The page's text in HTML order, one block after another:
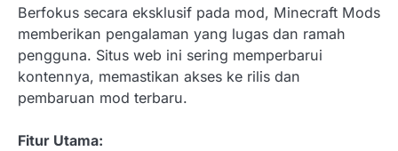
Berfokus secara eksklusif pada mod, Minecraft Mods
memberikan pengalaman yang lugas dan ramah
pengguna. Situs web ini sering memperbarui
kontennya, memastikan akses ke rilis dan
pembaruan mod terbaru.
Fitur Utama: